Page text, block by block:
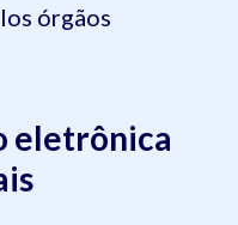
órgãos
eletrônica